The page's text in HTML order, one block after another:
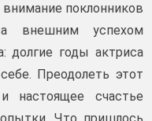
внимание поклонников
внешним успехом
долгие годы актриса
Преодолеть этот
настоящее счастье